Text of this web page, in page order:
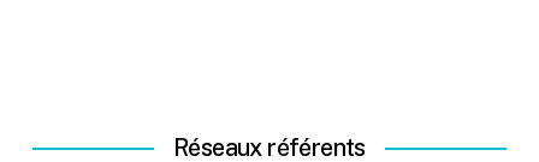
Réseaux référents